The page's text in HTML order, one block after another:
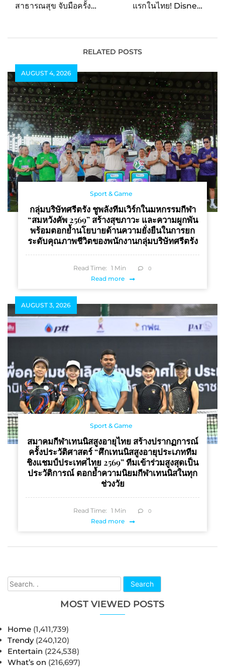
Search
MOST VIEWED POSTS
Home (1,411,739)
Trendy (240,120)
Entertain (224,538)
What’s on (216,697)
สาธารณสุข จับมือครั้ง
นวัตกรรมดิจิทัล Mindful
แรกในไทย! Disney+
Shop: Find Your Light
วันนี้ถึงวันที่ 15 ธันวาคม
RELATED POSTS
AUGUST 4, 2026
Sport & Game
กลุ่มบริษัทศรีตรัง ชูพลังทีมเวิร์กในมหกรรมกีฬา
“สมหวังคัพ 2569” สร้างสุขภาวะ และความผูกพัน
พร้อมตอกย้ำนโยบายด้านความยั่งยืนในการยก
ระดับคุณภาพชีวิตของพนักงานกลุ่มบริษัทศรีตรัง
Read Time: 1 Min 0
Read more
AUGUST 3, 2026
Sport & Game
สมาคมกีฬาเทนนิสสูงอายุไทย สร้างปรากฏการณ์
ครั้งประวัติศาสตร์ “ศึกเทนนิสสูงอายุประเภททีม
ชิงแชมป์ประเทศไทย 2569” ทีมเข้าร่วมสูงสุดเป็น
ประวัติการณ์ ตอกย้ำความนิยมกีฬาเทนนิสในทุก
ช่วงวัย
Read Time: 1 Min 0
Read more